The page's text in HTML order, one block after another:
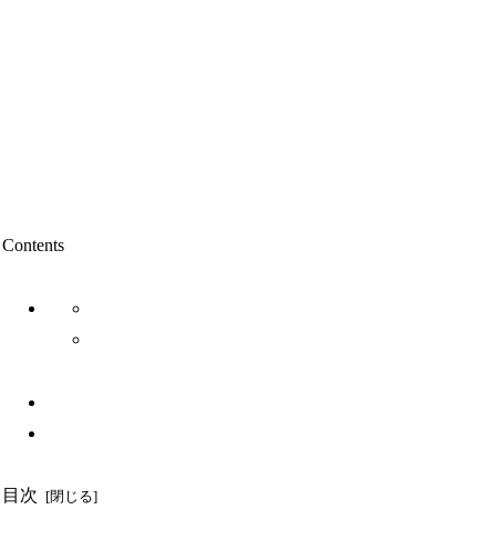
Contents
目次